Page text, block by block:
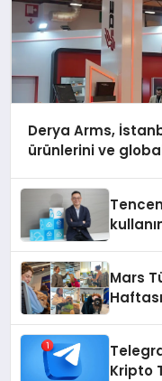
Derya Arms,
ürünlerini ve
Mars
Kripto